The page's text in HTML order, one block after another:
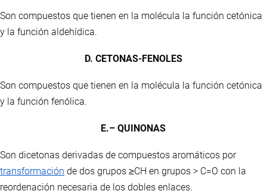
Son compuestos que tienen en la molécula la función cetónica
y la función aldehídica.
D. CETONAS-FENOLES
Son compuestos que tienen en la molécula la función cetónica
y la función fenólica.
E.– QUINONAS
Son dicetonas derivadas de compuestos aromáticos por
transformación de dos grupos ≥CH en grupos > C=O con la
reordenación necesaria de los dobles enlaces.